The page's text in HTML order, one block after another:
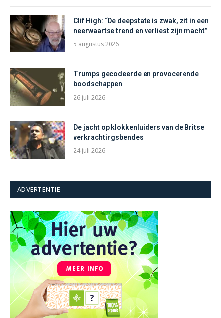
Clif High: “De deepstate is zwak, zit in een
neerwaartse trend en verliest zijn macht”
5 augustus 2026
Trumps gecodeerde en provocerende
boodschappen
26 juli 2026
De jacht op klokkenluiders van de Britse
verkrachtingsbendes
24 juli 2026
ADVERTENTIE